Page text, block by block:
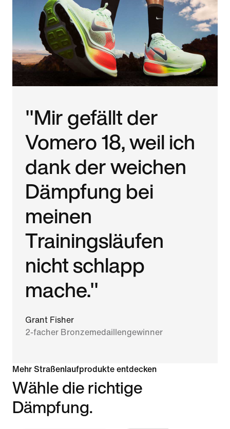
"Mir gefällt der
Vomero 18, weil ich
dank der weichen
Dämpfung bei
meinen
Trainingsläufen
nicht schlapp
mache."
Grant Fisher
2-facher Bronzemedaillengewinner
Mehr Straßenlaufprodukte entdecken
Wähle die richtige
Dämpfung.